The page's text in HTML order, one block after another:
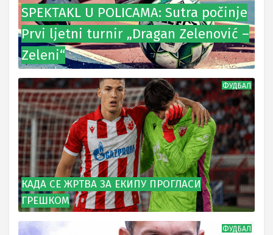
SPEKTAKL U POLICAMA: Sutra počinje
Prvi ljetni turnir „Dragan Zelenović –
Zeleni“
ФУДБАЛ
КАДА СЕ ЖРТВА ЗА ЕКИПУ ПРОГЛАСИ
ГРЕШКОМ
ФУДБАЛ